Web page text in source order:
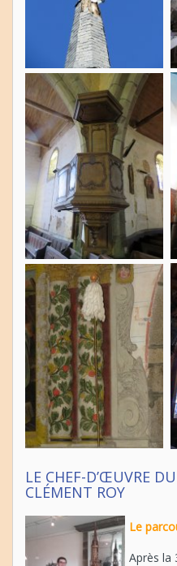
LE CHEF-D’ŒUVRE
CLÉMENT ROY
Le
Après la